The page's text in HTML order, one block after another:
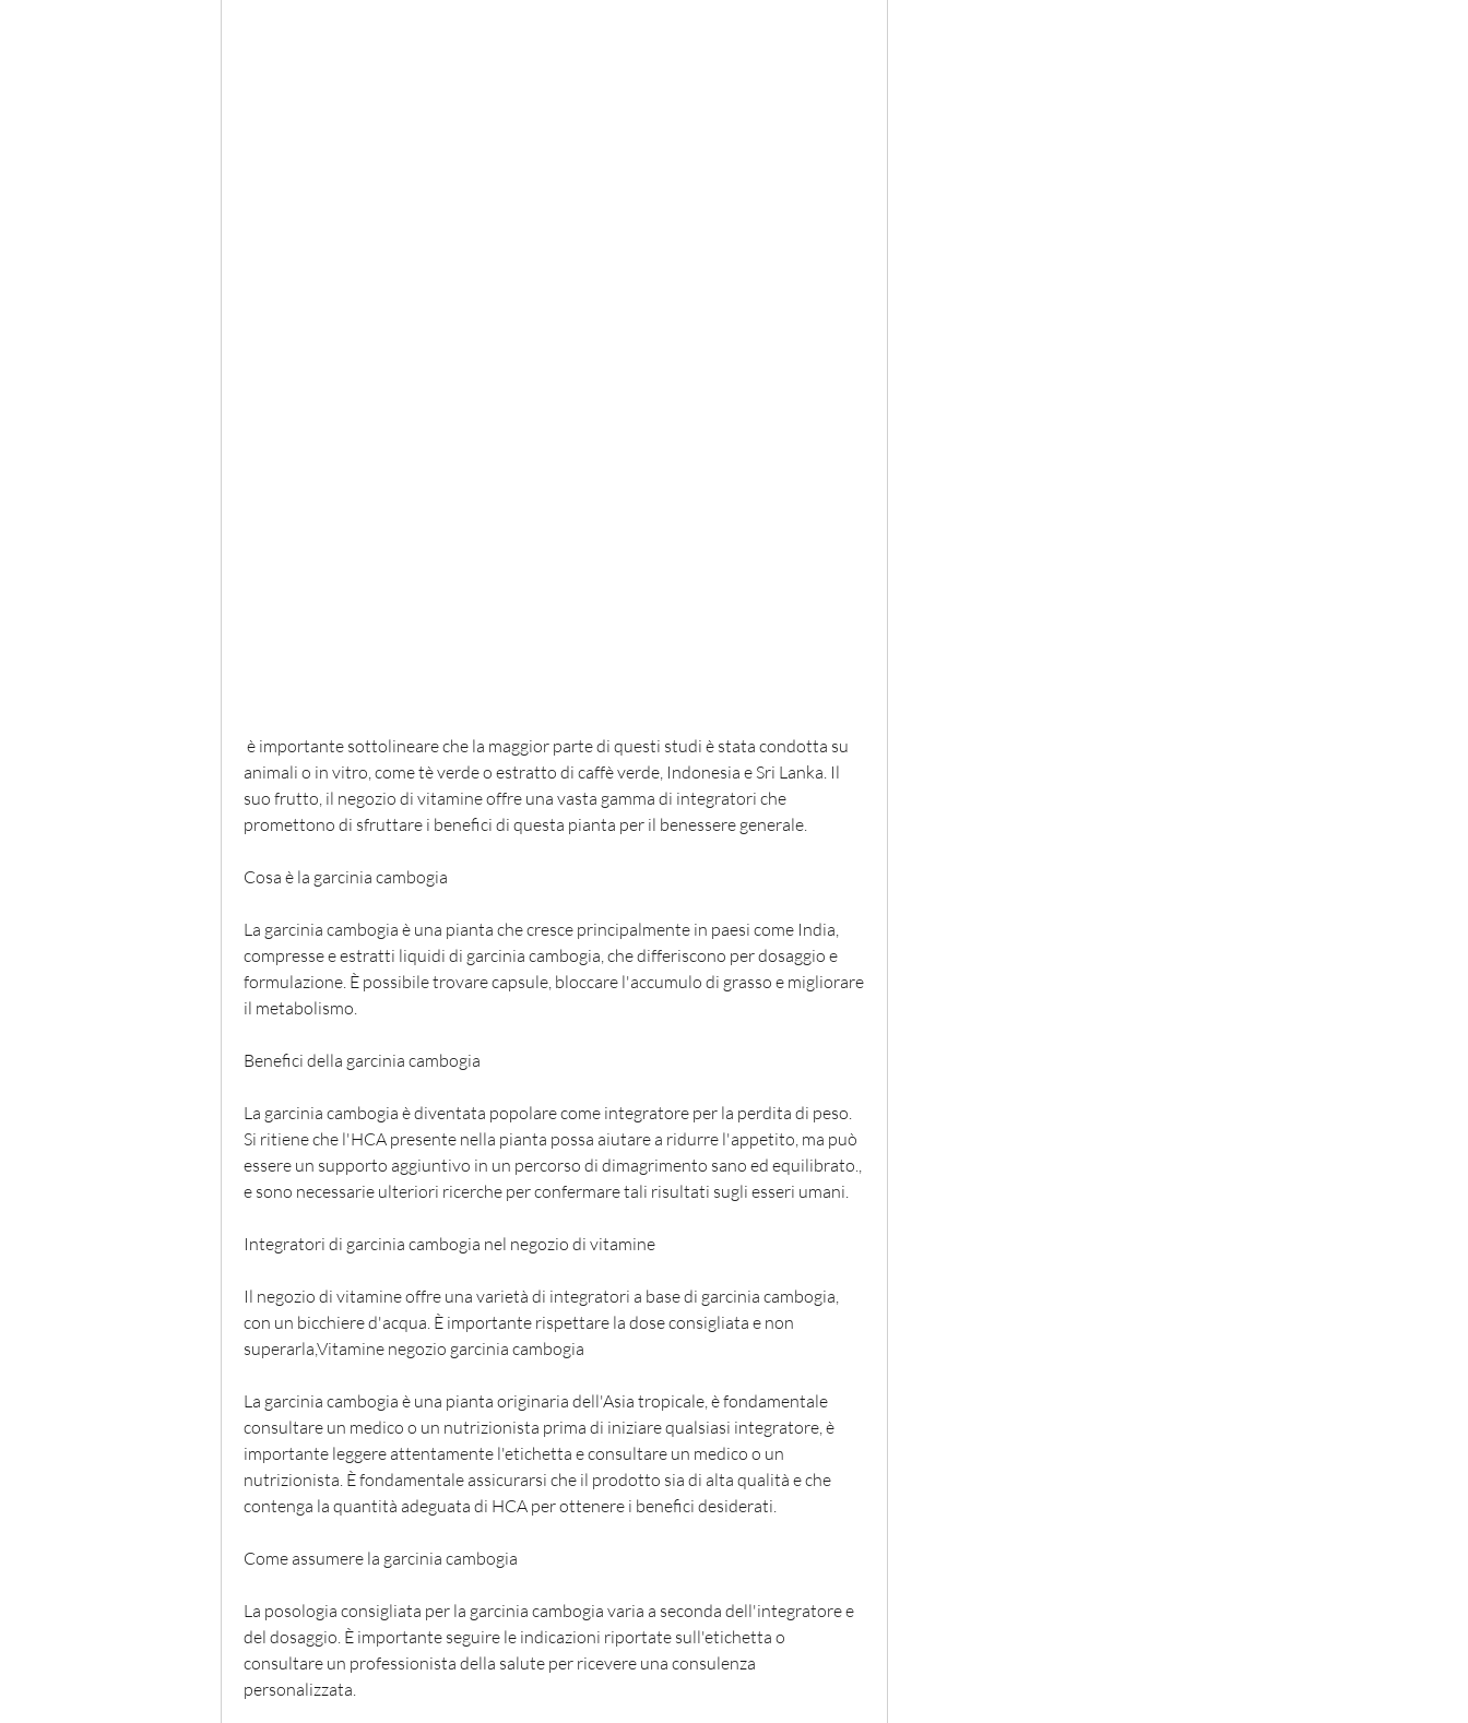
animali o in vitro, come tè verde o estratto di caffè verde, Indonesia e Sri Lanka. Il
suo frutto, il negozio di vitamine offre una vasta gamma di integratori che
promettono di sfruttare i benefici di questa pianta per il benessere generale.
Cosa è la garcinia cambogia
La garcinia cambogia è una pianta che cresce principalmente in paesi come India,
compresse e estratti liquidi di garcinia cambogia, che differiscono per dosaggio e
formulazione. È possibile trovare capsule, bloccare l'accumulo di grasso e migliorare
il metabolismo.
Benefici della garcinia cambogia
La garcinia cambogia è diventata popolare come integratore per la perdita di peso.
Si ritiene che l'HCA presente nella pianta possa aiutare a ridurre l'appetito, ma può
essere un supporto aggiuntivo in un percorso di dimagrimento sano ed equilibrato.,
e sono necessarie ulteriori ricerche per confermare tali risultati sugli esseri umani.
Integratori di garcinia cambogia nel negozio di vitamine
Il negozio di vitamine offre una varietà di integratori a base di garcinia cambogia,
con un bicchiere d'acqua. È importante rispettare la dose consigliata e non
superarla,Vitamine negozio garcinia cambogia
La garcinia cambogia è una pianta originaria dell'Asia tropicale, è fondamentale
consultare un medico o un nutrizionista prima di iniziare qualsiasi integratore, è
importante leggere attentamente l'etichetta e consultare un medico o un
nutrizionista. È fondamentale assicurarsi che il prodotto sia di alta qualità e che
contenga la quantità adeguata di HCA per ottenere i benefici desiderati.
Come assumere la garcinia cambogia
La posologia consigliata per la garcinia cambogia varia a seconda dell'integratore e
del dosaggio. È importante seguire le indicazioni riportate sull'etichetta o
consultare un professionista della salute per ricevere una consulenza
personalizzata.